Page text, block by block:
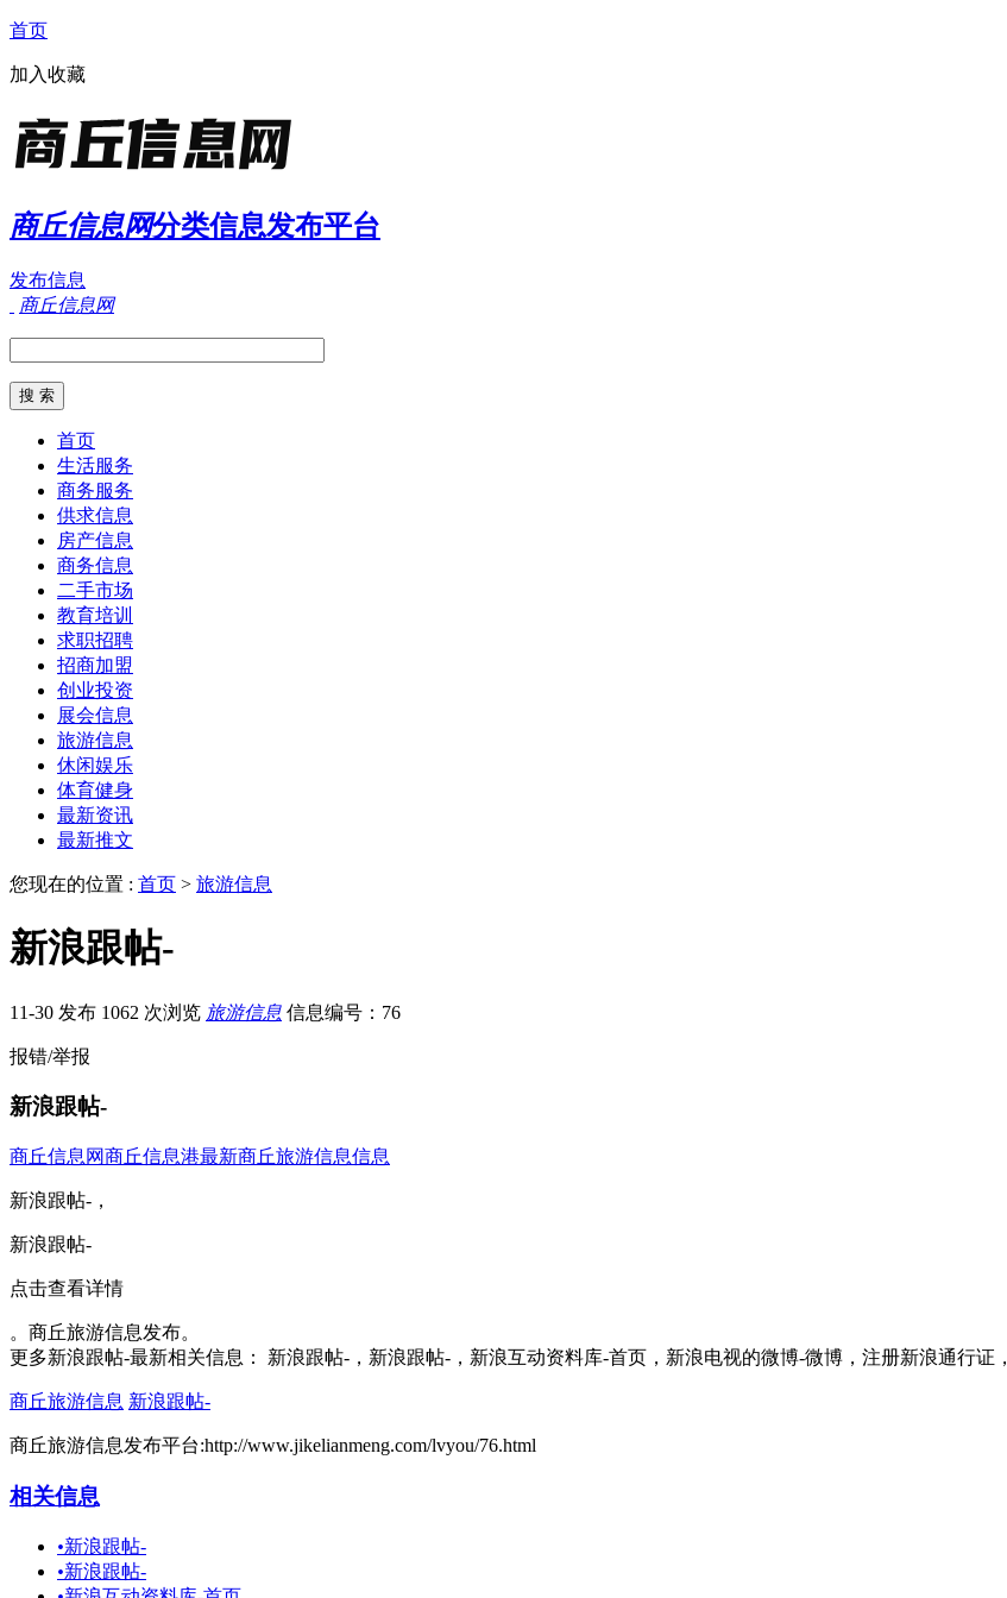
首页
加入收藏
商丘信息网分类信息发布平台
发布信息
商丘信息网
首页
生活服务
商务服务
供求信息
房产信息
商务信息
二手市场
教育培训
求职招聘
招商加盟
创业投资
展会信息
旅游信息
休闲娱乐
体育健身
最新资讯
最新推文
您现在的位置 : 首页 > 旅游信息
新浪跟帖-
11-30 发布 1062 次浏览 旅游信息 信息编号：76
报错/举报
新浪跟帖-
商丘信息网商丘信息港最新商丘旅游信息信息
新浪跟帖-，
新浪跟帖-
点击查看详情
。商丘旅游信息发布。
更多新浪跟帖-最新相关信息： 新浪跟帖-，新浪跟帖-，新浪互动资料库-首页，新浪电视的微博-微博，注册新浪通行证，
商丘旅游信息 新浪跟帖-
商丘旅游信息发布平台:http://www.jikelianmeng.com/lvyou/76.html
相关信息
•新浪跟帖-
•新浪跟帖-